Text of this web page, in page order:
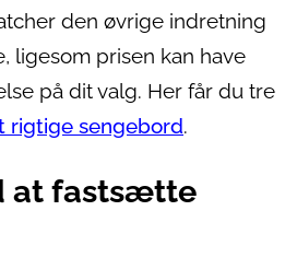
den øvrige indretning
ligesom prisen kan have
på dit valg. Her får du tre
rigtige sengebord.
at fastsætte